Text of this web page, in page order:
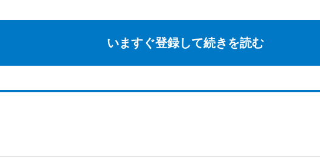
いますぐ登録して続きを読む